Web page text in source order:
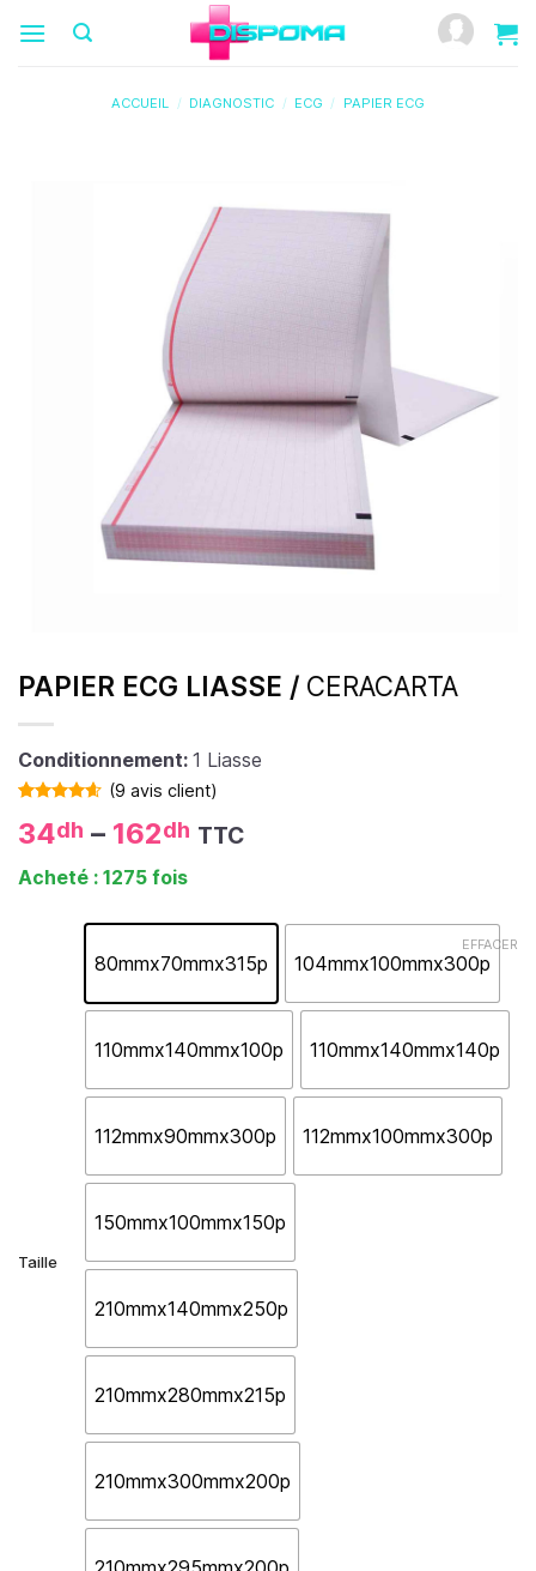
ACCUEIL / DIAGNOSTIC / ECG / PAPIER ECG
PAPIER ECG LIASSE / CERACARTA
Conditionnement: 1 Liasse
sur 5 basé
sur
client
(9 avis client)
34dh – 162dh TTC
Acheté : 1275 fois
Taille
80mmx70mmx315p 104mmx100mmx300p
110mmx140mmx100p 110mmx140mmx140p
112mmx90mmx300p 112mmx100mmx300p
150mmx100mmx150p
210mmx140mmx250p
210mmx280mmx215p
210mmx300mmx200p
EFFACER